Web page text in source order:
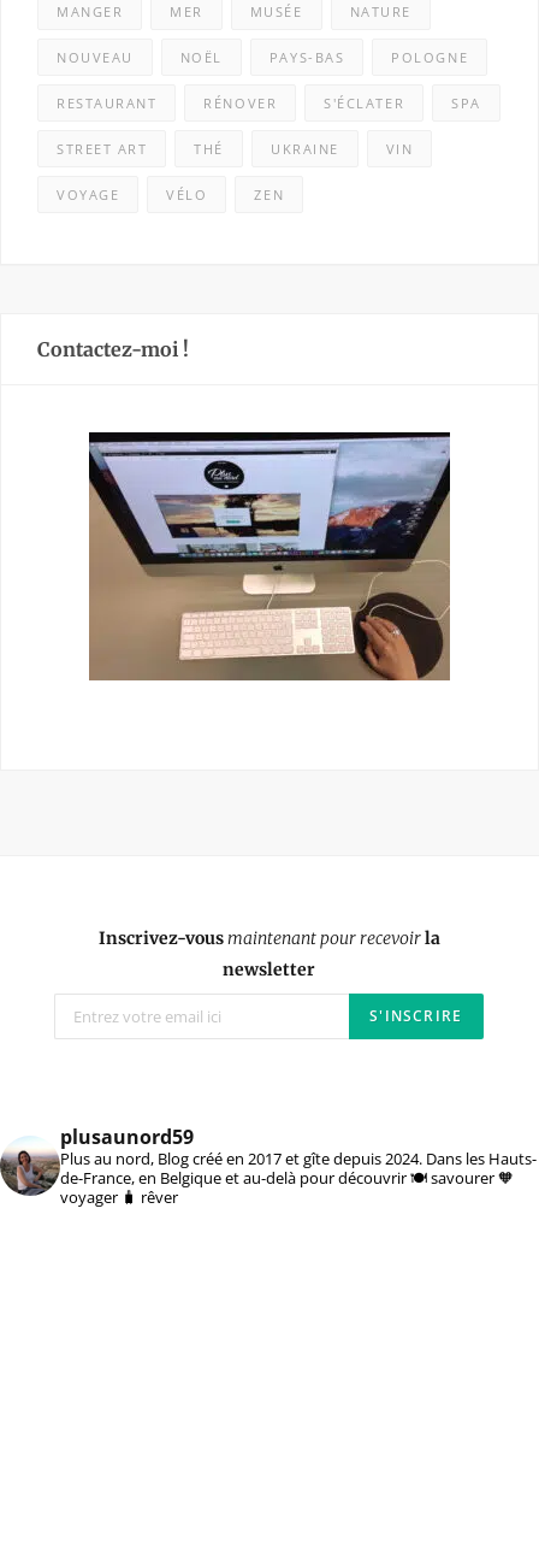
MANGER MER MUSÉE NATURE
NOUVEAU NOËL PAYS-BAS POLOGNE
RESTAURANT RÉNOVER S'ÉCLATER SPA
STREET ART THÉ UKRAINE VIN
VOYAGE VÉLO ZEN
Contactez-moi !
Inscrivez-vousmaintenant pour recevoirla
newsletter
plusaunord59
Plus au nord, Blog créé en 2017 et gîte depuis 2024. Dans les Hauts-
de-France, en Belgique et au-delà pour découvrir 🍽️ savourer 🧡
voyager 🧳 rêver